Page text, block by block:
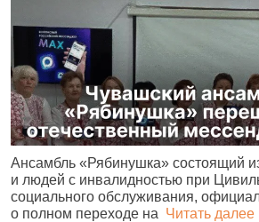
Ансамбль «Рябинушка» состоящий
и людей с инвалидностью при
социального обслуживания,
о полном переходе на Читать далее